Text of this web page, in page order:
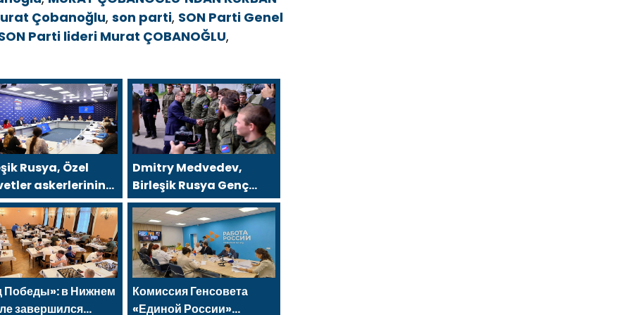
Çobanoğlu, son parti, SON Parti Genel
Parti lideri Murat ÇOBANOĞLU,
Rusya, Özel
askerlerinin
yeni
destek
hakkında
Dmitry Medvedev,
Birleşik Rusya Genç
Muhafızları ve Gönüllü
Bölüğü’nden
gönüllüleri cephe
hatlarına kadar eşlik
etti
Победы»: в Нижнем
завершился
Комиссия Генсовета
«Единой России»